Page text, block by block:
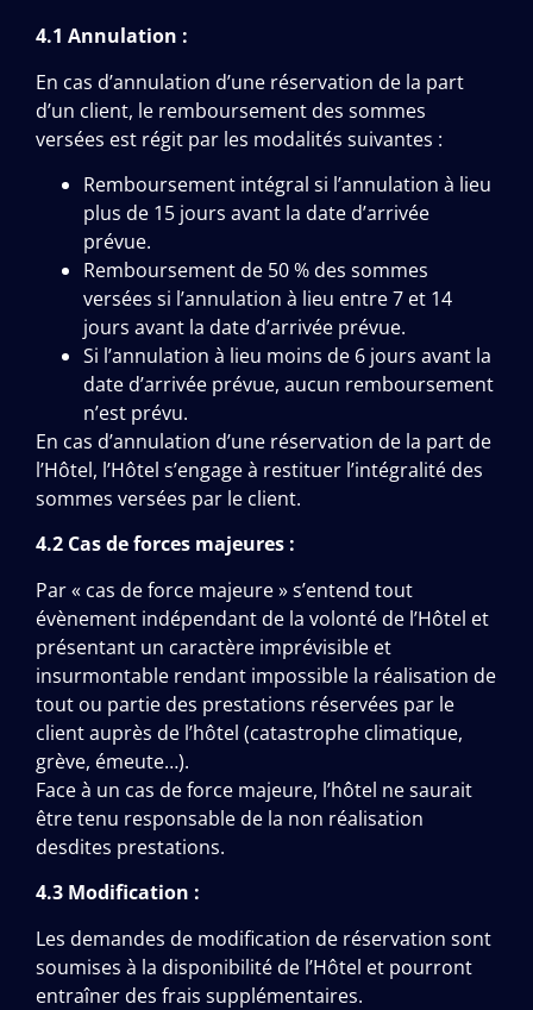
4.1 Annulation :
En cas d’annulation d’une réservation de la part
d’un client, le remboursement des sommes
versées est régit par les modalités suivantes :
Remboursement intégral si l’annulation à lieu
plus de 15 jours avant la date d’arrivée
prévue.
Remboursement de 50 % des sommes
versées si l’annulation à lieu entre 7 et 14
jours avant la date d’arrivée prévue.
Si l’annulation à lieu moins de 6 jours avant la
date d’arrivée prévue, aucun remboursement
n’est prévu.
En cas d’annulation d’une réservation de la part de
l’Hôtel, l’Hôtel s’engage à restituer l’intégralité des
sommes versées par le client.
4.2 Cas de forces majeures :
Par « cas de force majeure » s’entend tout
évènement indépendant de la volonté de l’Hôtel et
présentant un caractère imprévisible et
insurmontable rendant impossible la réalisation de
tout ou partie des prestations réservées par le
client auprès de l’hôtel (catastrophe climatique,
grève, émeute…).
Face à un cas de force majeure, l’hôtel ne saurait
être tenu responsable de la non réalisation
desdites prestations.
4.3 Modification :
Les demandes de modification de réservation sont
soumises à la disponibilité de l’Hôtel et pourront
entraîner des frais supplémentaires.